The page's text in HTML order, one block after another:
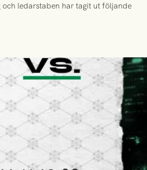
ledarstaben har tagit ut följande